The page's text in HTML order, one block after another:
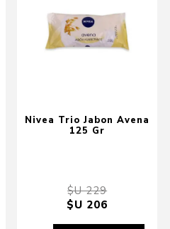
Nivea Trio Jabon Avena
125 Gr
$U 229
$U 206